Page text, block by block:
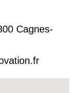
Cagnes-